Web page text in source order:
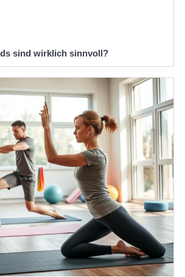
sind wirklich sinnvoll?